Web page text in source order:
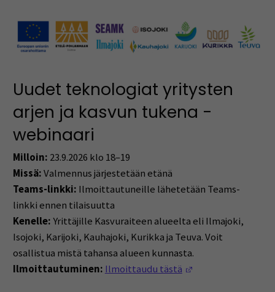
Uudet teknologiat yritysten
arjen ja kasvun tukena -
webinaari
Milloin: 23.9.2026 klo 18–19
Missä:Valmennus järjestetään etänä
Teams-linkki: Ilmoittautuneille lähetetään Teams-
linkki ennen tilaisuutta
Kenelle:Yrittäjille Kasvuraiteen alueelta eli Ilmajoki,
Isojoki, Karijoki, Kauhajoki, Kurikka ja Teuva. Voit
osallistua mistä tahansa alueen kunnasta.
Ilmoittautuminen: Ilmoittaudu tästä